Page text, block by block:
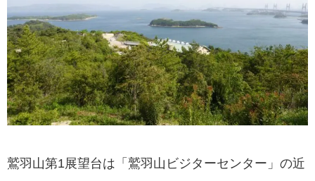
鷲羽山第1展望台は「鷲羽山ビジターセンター」の近